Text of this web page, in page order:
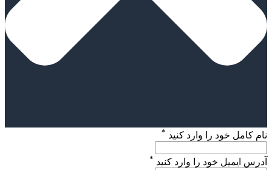
نام کامل خود را وارد کنید *
آدرس ایمیل خود را وارد کنید *